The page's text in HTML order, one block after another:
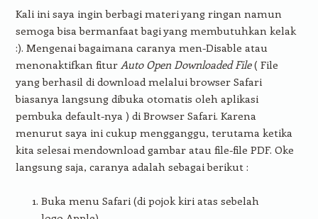
Kali ini saya ingin berbagi materi yang ringan namun
semoga bisa bermanfaat bagi yang membutuhkan kelak
:). Mengenai bagaimana caranya men-Disable atau
menonaktifkan fitur Auto Open Downloaded File( File
yang berhasil di download melalui browser Safari
biasanya langsung dibuka otomatis oleh aplikasi
pembuka default-nya ) di Browser Safari. Karena
menurut saya ini cukup mengganggu, terutama ketika
kita selesai mendownload gambar atau file-file PDF. Oke
langsung saja, caranya adalah sebagai berikut :
Buka menu Safari (di pojok kiri atas sebelah